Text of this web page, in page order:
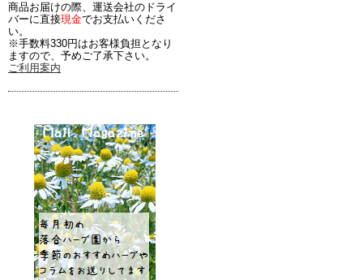
商品お届けの際、運送会社のドライ
バーに直接現金でお支払いくださ
い。
※手数料330円はお客様負担となり
ますので、予めご了承下さい。
ご利用案内